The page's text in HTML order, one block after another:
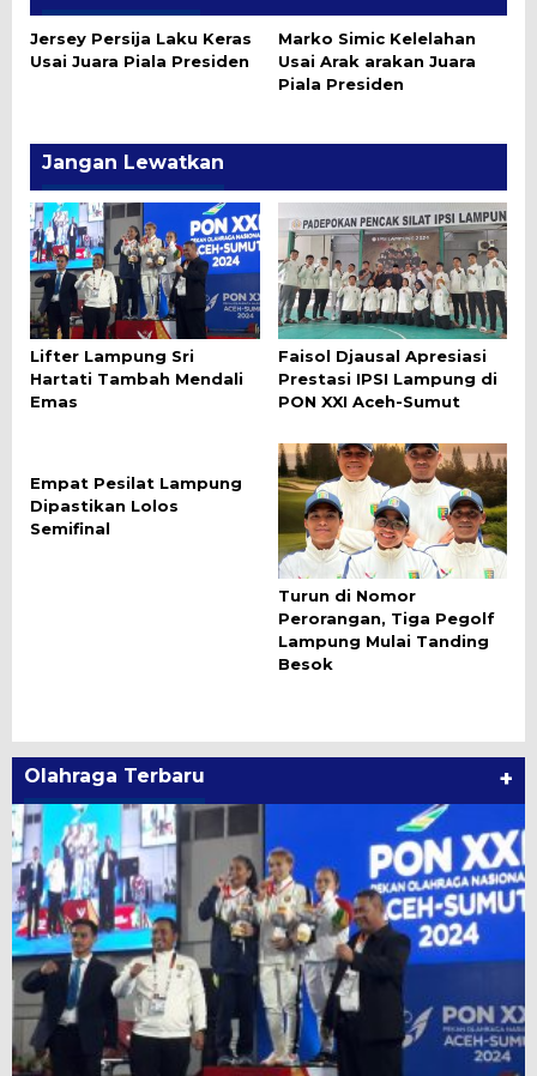
Jersey Persija Laku Keras
Usai Juara Piala Presiden
Marko Simic Kelelahan
Usai Arak arakan Juara
Piala Presiden
Jangan Lewatkan
Lifter Lampung Sri
Hartati Tambah Mendali
Emas
Faisol Djausal Apresiasi
Prestasi IPSI Lampung di
PON XXI Aceh-Sumut
Empat Pesilat Lampung
Dipastikan Lolos
Semifinal
Turun di Nomor
Perorangan, Tiga Pegolf
Lampung Mulai Tanding
Besok
Olahraga Terbaru +